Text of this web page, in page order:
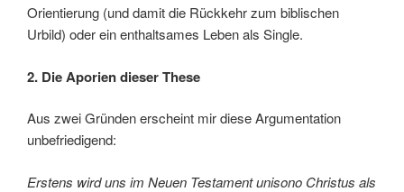
Orientierung (und damit die Rückkehr zum biblischen
Urbild) oder ein enthaltsames Leben als Single.
2. Die Aporien dieser These
Aus zwei Gründen erscheint mir diese Argumentation
unbefriedigend:
Erstens wird uns im Neuen Testament unisono Christus als